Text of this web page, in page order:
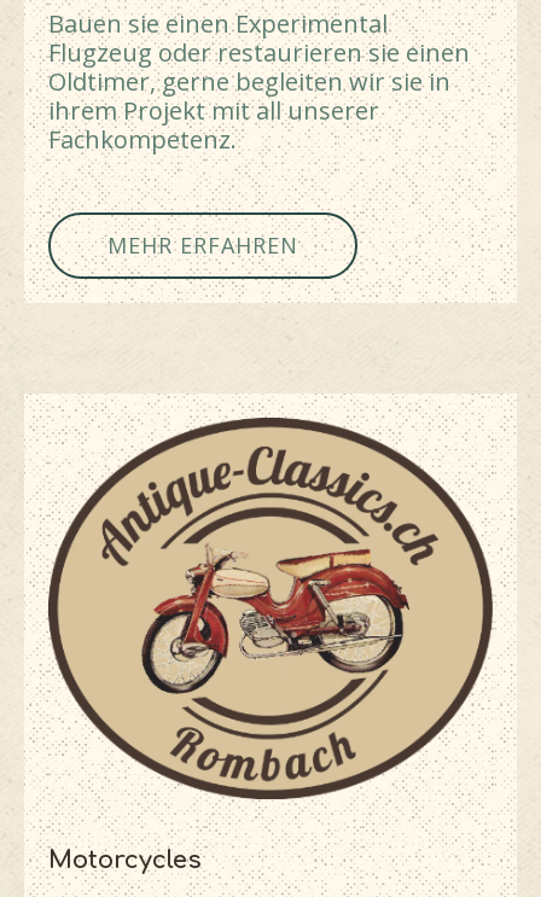
Bauen sie einen Experimental
Flugzeug oder restaurieren sie einen
Oldtimer, gerne begleiten wir sie in
ihrem Projekt mit all unserer
Fachkompetenz.
MEHR ERFAHREN
Motorcycles